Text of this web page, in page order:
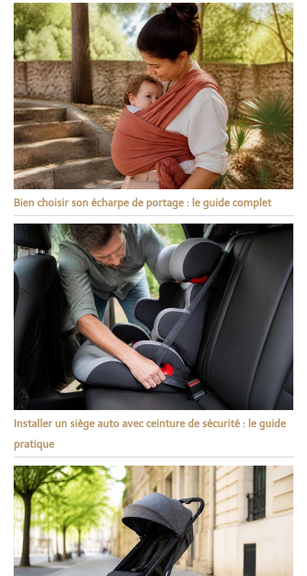
Bien choisir son écharpe de portage : le guide complet
Installer un siège auto avec ceinture de sécurité : le guide
pratique